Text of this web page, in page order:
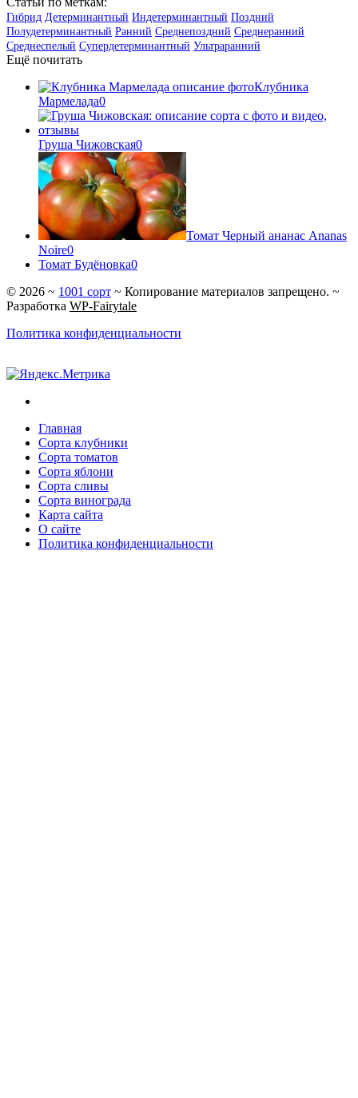
Гибрид Детерминантный Индетерминантный Поздний
Полудетерминантный Ранний Среднепоздний Среднеранний
Среднеспелый Супердетерминантный Ультраранний
Ещё почитать
Клубника
Мармелада0
Груша Чижовская0
Томат Черный ананас Ananas
Noire0
Томат Будёновка0
© 2026 ~ 1001 сорт ~ Копирование материалов запрещено. ~
Разработка WP-Fairytale
Политика конфиденциальности
Главная
Сорта клубники
Сорта томатов
Сорта яблони
Сорта сливы
Сорта винограда
Карта сайта
О сайте
Политика конфиденциальности